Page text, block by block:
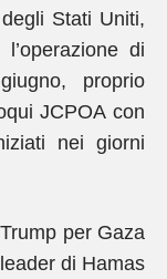
Stati Uniti,
di
proprio
JCPOA con
nei giorni
per Gaza
di Hamas